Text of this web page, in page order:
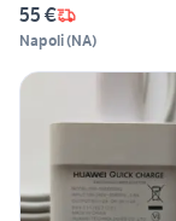
55 €
Napoli(NA)